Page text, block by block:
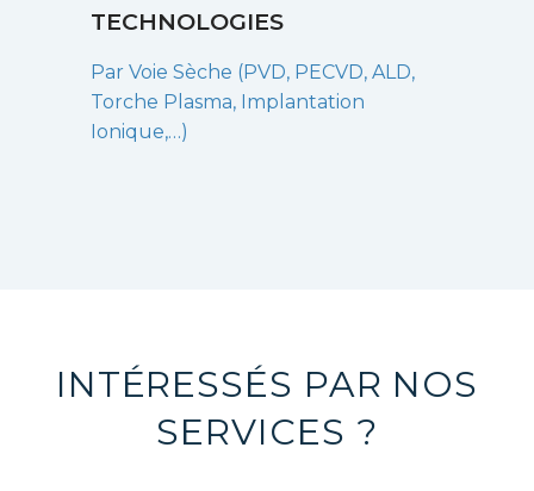
TECHNOLOGIES
Par Voie Sèche (PVD, PECVD, ALD,
Torche Plasma, Implantation
Ionique,…)
INTÉRESSÉS PAR NOS
SERVICES ?